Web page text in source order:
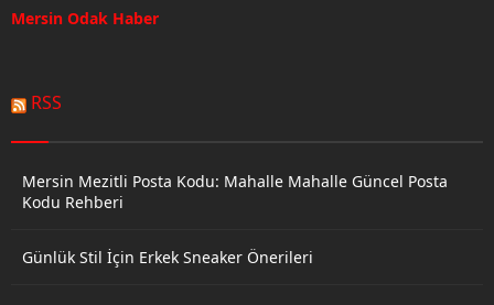
Mersin Odak Haber
RSS
Mersin Mezitli Posta Kodu: Mahalle Mahalle Güncel Posta
Kodu Rehberi
Günlük Stil İçin Erkek Sneaker Önerileri